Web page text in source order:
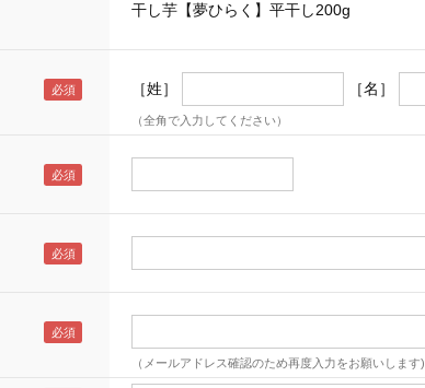
干し芋【夢ひらく】平干し200g
［姓］ ［名］
（全角で入力してください）
（メールアドレス確認のため再度入力をお願いします)